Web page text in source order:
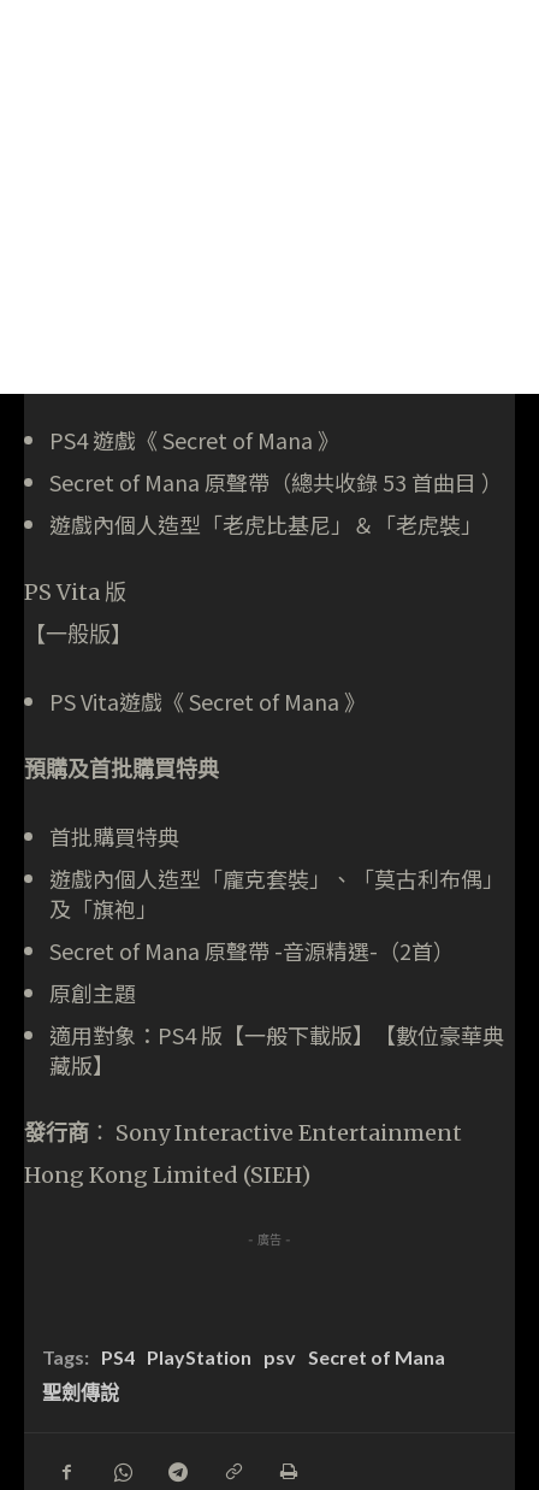
PS4 遊戲《 Secret of Mana 》
Secret of Mana 原聲帶（總共收錄 53 首曲目 ）
遊戲內個人造型「老虎比基尼」＆「老虎裝」
PS Vita 版
【一般版】
PS Vita遊戲《 Secret of Mana 》
預購及首批購買特典
首批購買特典
遊戲內個人造型「龐克套裝」、「莫古利布偶」
及「旗袍」
Secret of Mana 原聲帶 -音源精選-（2首）
原創主題
適用對象：PS4 版【一般下載版】【數位豪華典
藏版】
發行商 ： Sony Interactive Entertainment
Hong Kong Limited (SIEH)
- 廣告 -
Tags: PS4 PlayStation psv Secret of Mana
聖劍傳說